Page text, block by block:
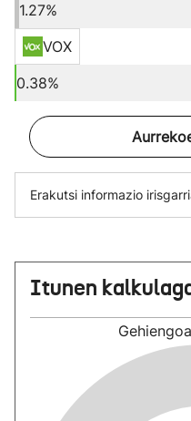
1.27%
VOX
0.38%
Erakutsi informazio
Itunen
Gehiengoa